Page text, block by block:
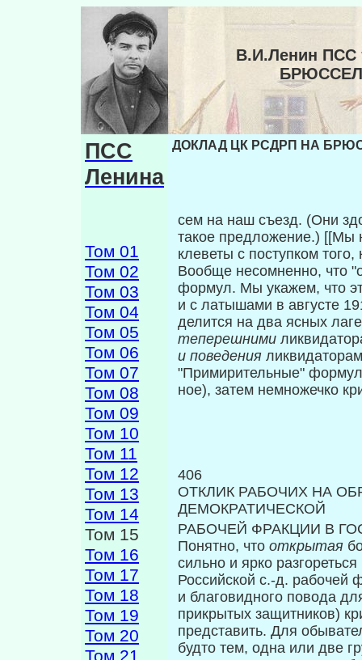
В.И.Ленин
ПСС
Ленина
Том 01
Том 02
Том 03
Том 04
Том 05
Том 06
Том 07
Том 08
Том 09
Том 10
Том 11
Том 12
Том 13
Том 14
Том 15
Том 16
Том 17
Том 18
Том 19
Том 20
Том 21
ДОКЛАД ЦК РСДРП НА
сем на наш съезд. (Они
такое предло­жение.) [[Мы
клеветы с поступком
Вообще несомненно, что
формул. Мы укажем, что
и с латыша­ми в августе
делится на два яс­ных
теперешними
и поведения
"Примирительные"
ное), затем немножечко
406
ОТКЛИК РАБОЧИХ НА
ДЕМОКРАТИЧЕСКОЙ
РАБОЧЕЙ ФРАКЦИИ В
Понятно, что открытая
сильно и ярко
Российской с.-д. рабочей
и благовидного повода
прикрытых защитников)
представить. Для
будто тем, одна или две